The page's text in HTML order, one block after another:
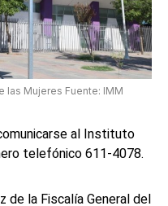
las Mujeres Fuente: IMM
al Instituto
telefónico 611-4078.
la Fiscalía General del